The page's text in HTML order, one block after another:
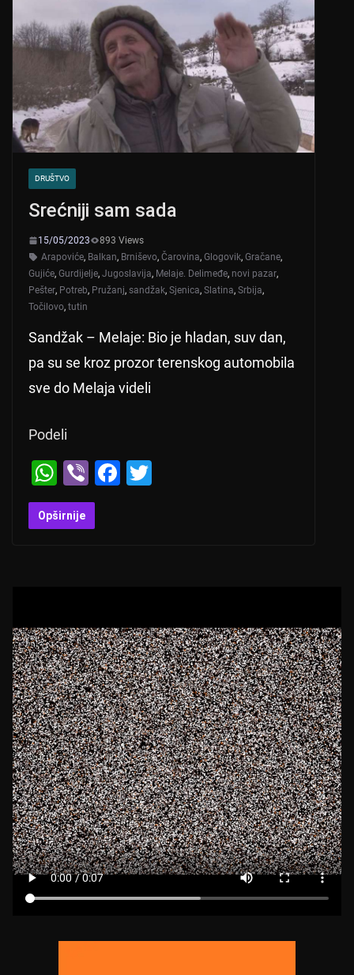
DRUŠTVO
Srećniji sam sada
15/05/2023
893 Views
Arapoviće, Balkan, Brniševo, Čarovina, Glogovik, Gračane,
Gujiće, Gurdijelje, Jugoslavija, Melaje. Delimeđe, novi pazar,
Pešter, Potreb, Pružanj, sandžak, Sjenica, Slatina, Srbija,
Točilovo, tutin
Sandžak – Melaje: Bio je hladan, suv dan,
pa su se kroz prozor terenskog automobila
sve do Melaja videli
Podeli
W
h
at
p
Vi
b
er
F
o
k
Opširnije